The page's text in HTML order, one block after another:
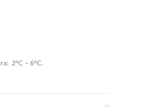
2°C – 6°C.